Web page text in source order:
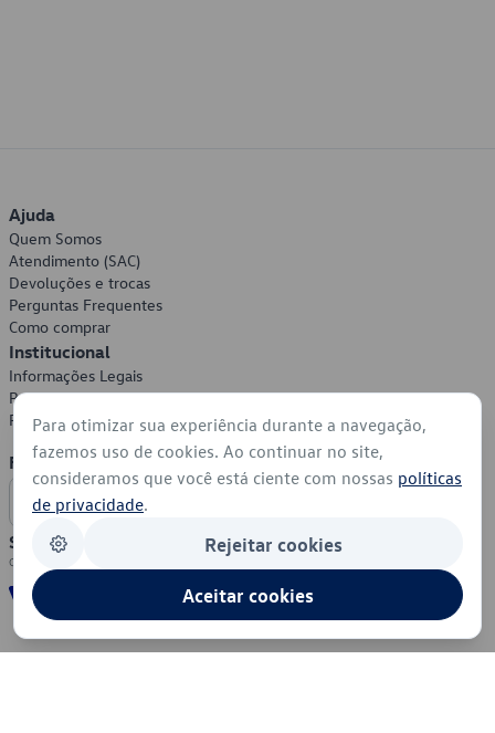
Ajuda
Quem Somos
Atendimento (SAC)
Devoluções e trocas
Perguntas Frequentes
Como comprar
Institucional
Informações Legais
Política de Privacidade
Política de Cookies
Formas de Pagamento
Segurança
Para otimizar sua experiência durante a navegação,
fazemos uso de cookies. Ao continuar no site,
consideramos que você está ciente com nossas políticas
de privacidade.
Rejeitar cookies
Aceitar cookies